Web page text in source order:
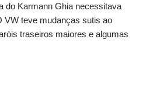
do Karmann Ghia necessitava
VW teve mudanças sutis ao
traseiros maiores e algumas